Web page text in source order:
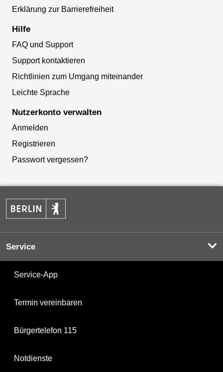
Erklärung zur Barrierefreiheit
Hilfe
FAQ und Support
Support kontaktieren
Richtlinien zum Umgang miteinander
Leichte Sprache
Nutzerkonto verwalten
Anmelden
Registrieren
Passwort vergessen?
Service
Service-App
Termin vereinbaren
Bürgertelefon 115
Notdienste